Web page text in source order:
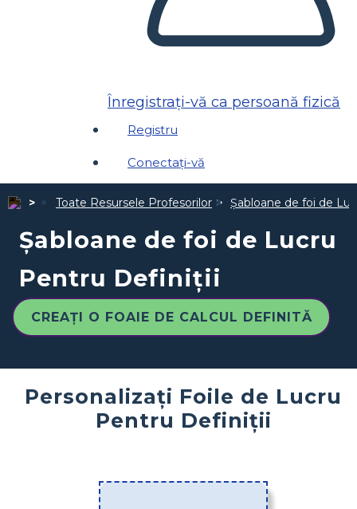
Înregistrați-vă ca persoană fizică
Registru
Conectați-vă
Toate Resursele Profesorilor Șabloane de foi de
Șabloane de foi de Lucru
Pentru Definiții
CREAȚI O FOAIE DE CALCUL DEFINITĂ
Personalizați Foile de Lucru
Pentru Definiții